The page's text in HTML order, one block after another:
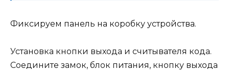
Фиксируем панель на коробку устройства.
Установка кнопки выхода и считывателя кода.
Соедините замок, блок питания, кнопку выхода